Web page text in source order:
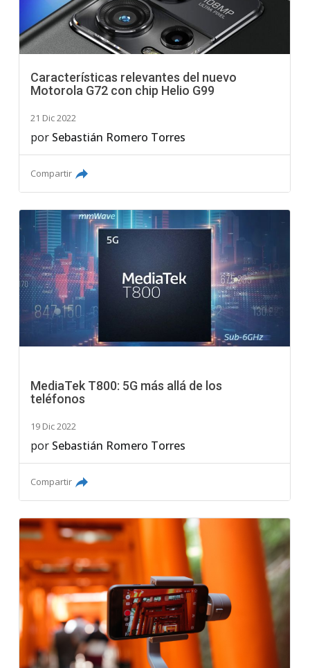
Características relevantes del nuevo
Motorola G72 con chip Helio G99
21 Dic 2022
por Sebastián Romero Torres
Compartir
MediaTek T800: 5G más allá de los
teléfonos
19 Dic 2022
por Sebastián Romero Torres
Compartir